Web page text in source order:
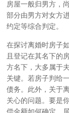
房屋一般归男方，
部分由男方对女方
约定等综合判定。
在探讨离婚时房子
且登记在其名下的
方名下，大多属于
关键。若房子判给
债务。此外，关于
关心的问题。要是